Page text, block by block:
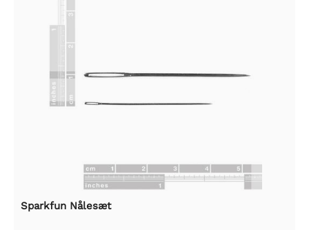
Sparkfun Nålesæt